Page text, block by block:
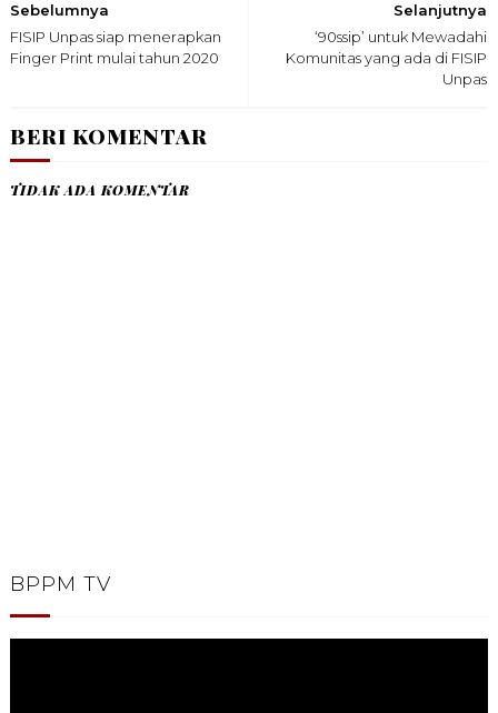
Selanjutnya
‘90ssip’ untuk Mewadahi
Komunitas yang ada di FISIP
Unpas
Sebelumnya
FISIP Unpas siap menerapkan
Finger Print mulai tahun 2020
BERI KOMENTAR
TIDAK ADA KOMENTAR
BPPM TV